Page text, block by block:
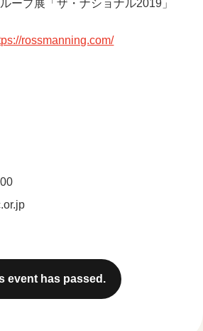
ープ展「ザ・ナショナル2019」
rossmanning.com/
event has passed.